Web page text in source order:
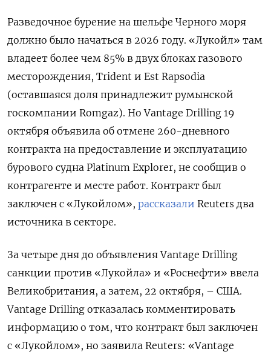
Разведочное бурение на шельфе Черного моря
должно было начаться в 2026 году. «Лукойл» там
владеет более чем 85% в двух блоках газового
месторождения, Trident и Est Rapsodia
(оставшаяся доля принадлежит румынской
госкомпании Romgaz). Но Vantage Drilling 19
октября объявила об отмене 260-дневного
контракта на предоставление и эксплуатацию
бурового судна Platinum Explorer, не сообщив о
контрагенте и месте работ. Контракт был
заключен с «Лукойлом», рассказали Reuters два
источника в секторе.
За четыре дня до объявления Vantage Drilling
санкции против «Лукойла» и «Роснефти» ввела
Великобритания, а затем, 22 октября, – США.
Vantage Drilling отказалась комментировать
информацию о том, что контракт был заключен
с «Лукойлом», но заявила Reuters: «Vantage